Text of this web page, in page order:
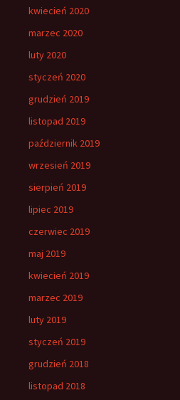
kwiecień 2020
marzec 2020
luty 2020
styczeń 2020
grudzień 2019
listopad 2019
październik 2019
wrzesień 2019
sierpień 2019
lipiec 2019
czerwiec 2019
maj 2019
kwiecień 2019
marzec 2019
luty 2019
styczeń 2019
grudzień 2018
listopad 2018